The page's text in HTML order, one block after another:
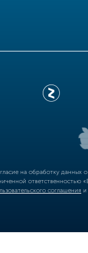
на обработку
соглашения и